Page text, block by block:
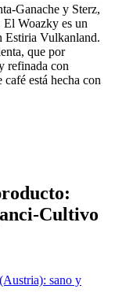
Ganache y Sterz,
El Woazky es un
Estiria Vulkanland.
que por
refinada con
está hecha con
Cultivo
sano y